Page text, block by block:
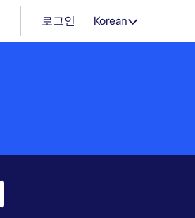
로그인 Korean